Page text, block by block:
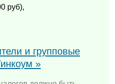
руб),
и групповые
»